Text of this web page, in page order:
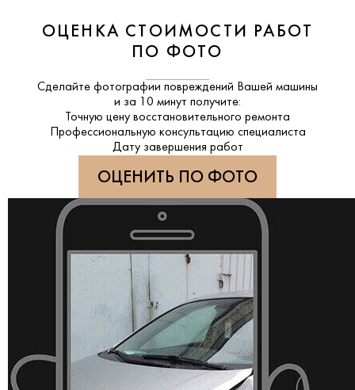
ОЦЕНКА СТОИМОСТИ РАБОТ
ПО ФОТО
Сделайте фотографии повреждений Вашей машины
и за 10 минут получите:
Точную цену восстановительного ремонта
Профессиональную консультацию специалиста
Дату завершения работ
ОЦЕНИТЬ ПО ФОТО